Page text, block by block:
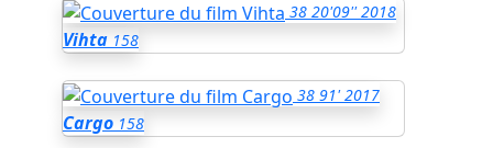
38 20'09'' 2018
Vihta 158
38 91' 2017
Cargo 158